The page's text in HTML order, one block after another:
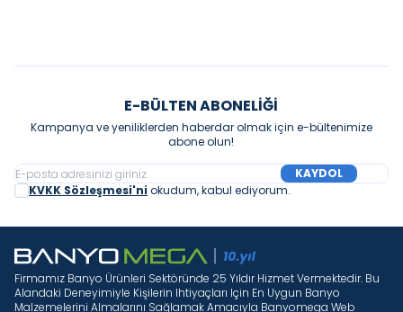
E-BÜLTEN ABONELIĞI
Kampanya ve yeniliklerden haberdar olmak için e-bültenimize
abone olun!
KAYDOL
KVKK Sözleşmesi'ni okudum, kabul ediyorum.
Firmamız Banyo Ürünleri Sektöründe 25 Yıldır Hizmet Vermektedir. Bu
Alandaki Deneyimiyle Kişilerin Ihtiyaçları Için En Uygun Banyo
Malzemelerini Almalarını Sağlamak Amacıyla Banyomega Web